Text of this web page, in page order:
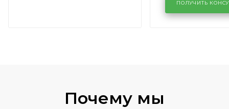
районе
Volkswagen
ПОЛУЧИТЬ
Почему мы